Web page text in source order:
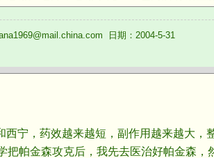
日期：2004-5-31
，药效越来越短，副作用越来越大，
把帕金森攻克后，我先去医治好帕金森